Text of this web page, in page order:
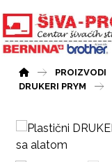
PROIZVODI
DRUKERI PRYM